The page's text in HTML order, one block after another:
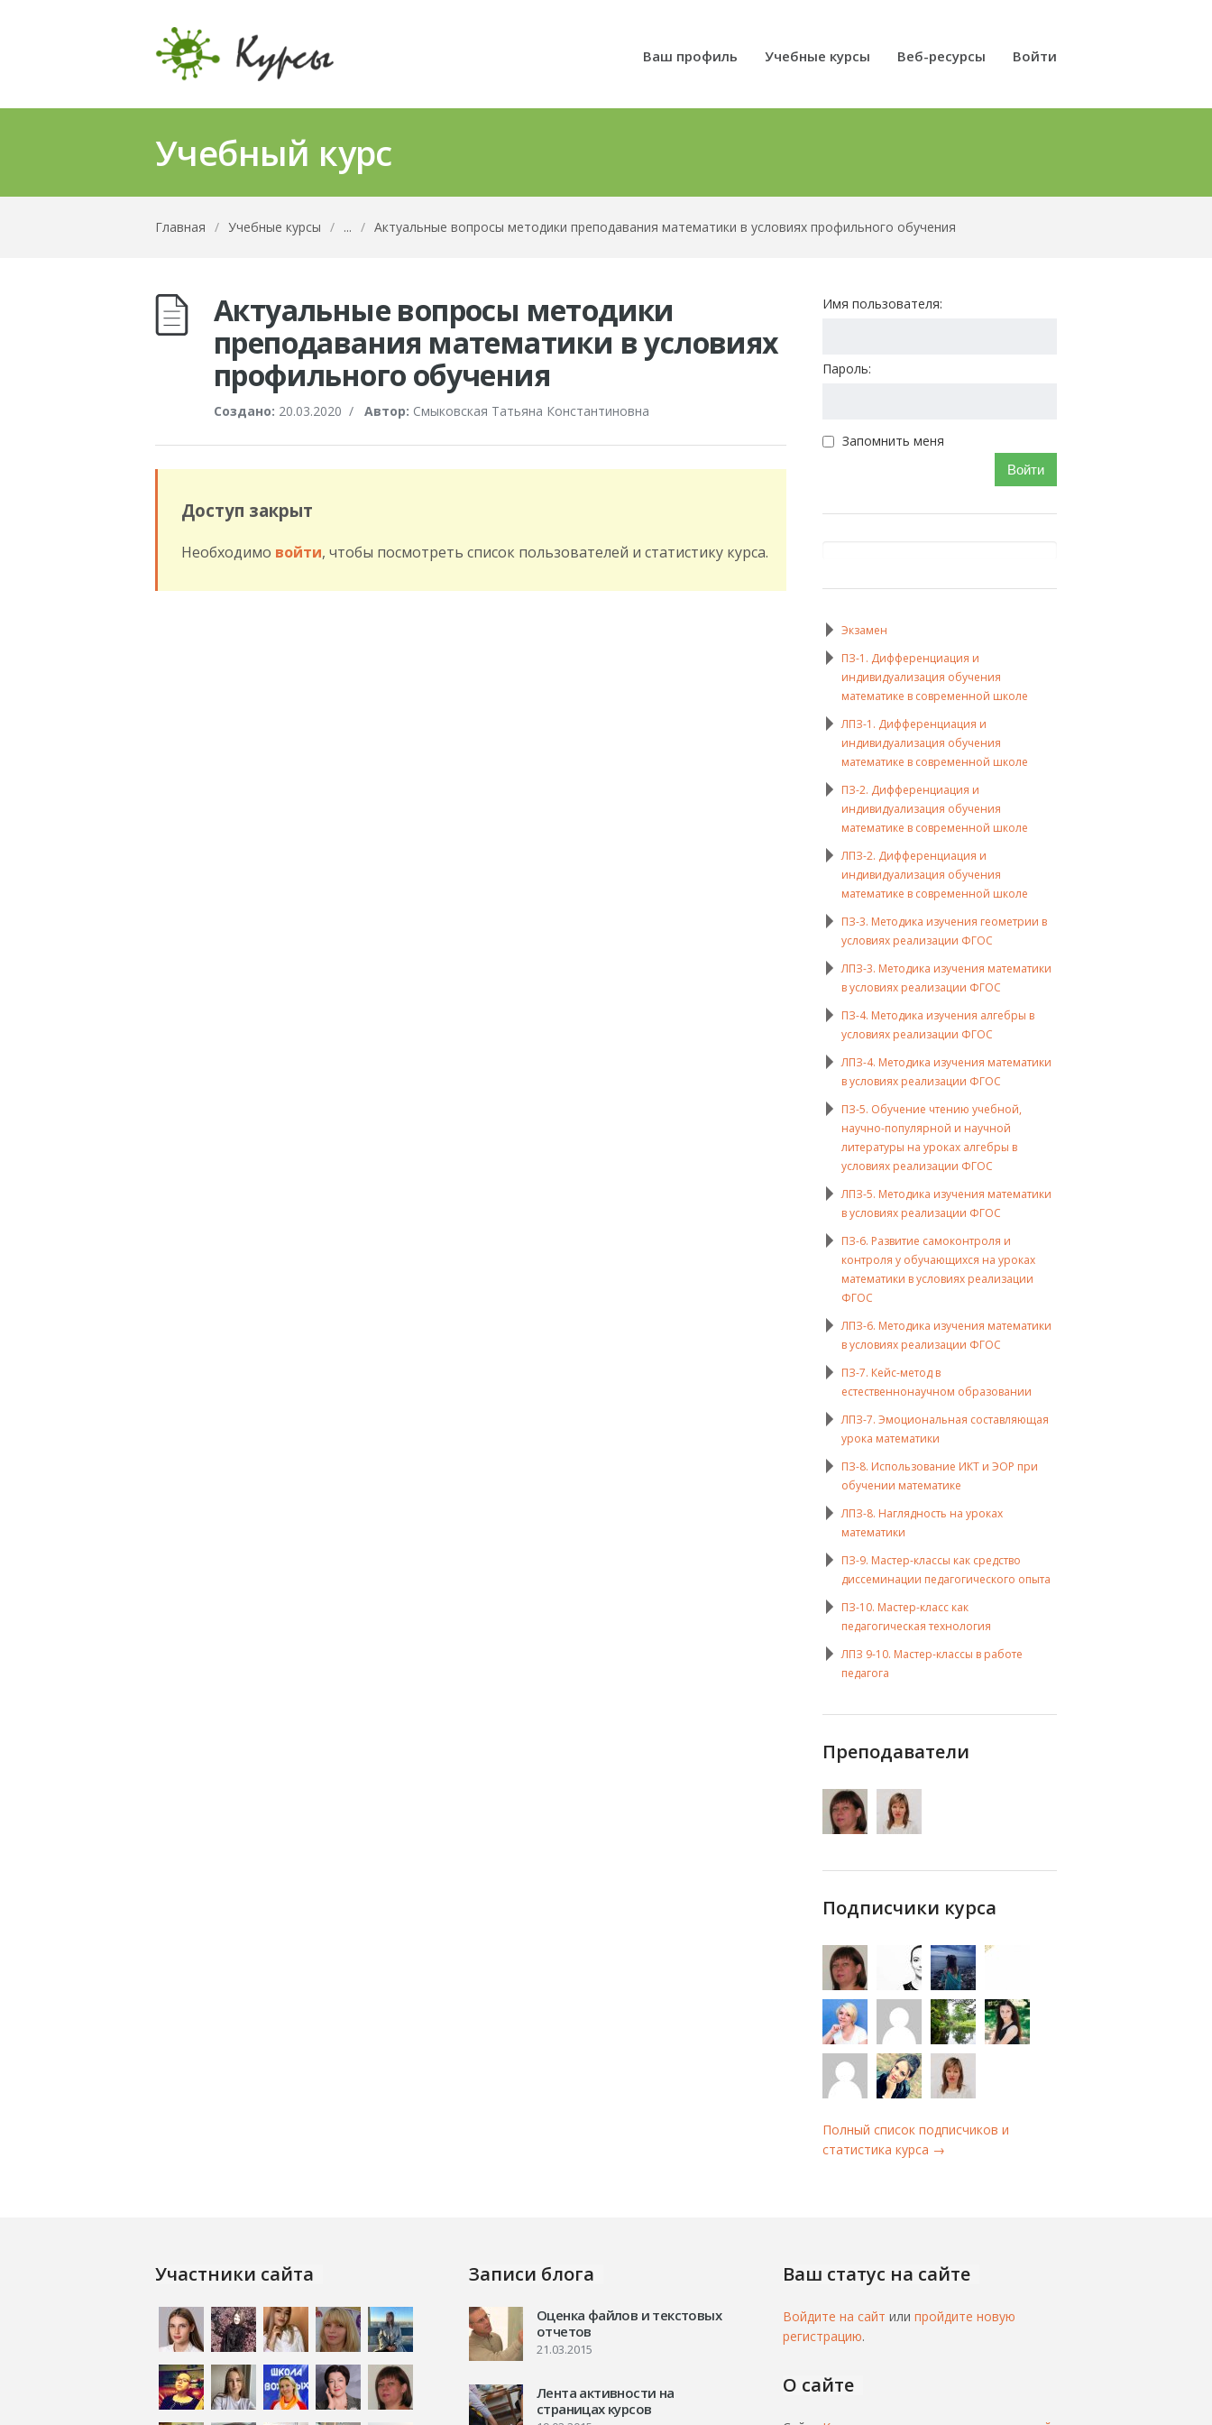
Ваш профиль Учебные курсы Веб-ресурсы Войти
Учебный курс
Главная / Учебные курсы / ... / Актуальные вопросы методики преподавания математики в условиях профильного обучения
Актуальные вопросы методики
преподавания математики в условиях
профильного обучения
Создано: 20.03.2020 / Автор: Смыковская Татьяна Константиновна
Доступ закрыт
Необходимо войти, чтобы посмотреть список пользователей и статистику курса.
Имя пользователя:
Пароль:
Запомнить меня
Войти
Экзамен
ПЗ-1. Дифференциация и
индивидуализация обучения
математике в современной школе
ЛПЗ-1. Дифференциация и
индивидуализация обучения
математике в современной школе
ПЗ-2. Дифференциация и
индивидуализация обучения
математике в современной школе
ЛПЗ-2. Дифференциация и
индивидуализация обучения
математике в современной школе
ПЗ-3. Методика изучения геометрии в
условиях реализации ФГОС
ЛПЗ-3. Методика изучения математики
в условиях реализации ФГОС
ПЗ-4. Методика изучения алгебры в
условиях реализации ФГОС
ЛПЗ-4. Методика изучения математики
в условиях реализации ФГОС
ПЗ-5. Обучение чтению учебной,
научно-популярной и научной
литературы на уроках алгебры в
условиях реализации ФГОС
ЛПЗ-5. Методика изучения математики
в условиях реализации ФГОС
ПЗ-6. Развитие самоконтроля и
контроля у обучающихся на уроках
математики в условиях реализации
ФГОС
ЛПЗ-6. Методика изучения математики
в условиях реализации ФГОС
ПЗ-7. Кейс-метод в
естественнонаучном образовании
ЛПЗ-7. Эмоциональная составляющая
урока математики
ПЗ-8. Использование ИКТ и ЭОР при
обучении математике
ЛПЗ-8. Наглядность на уроках
математики
ПЗ-9. Мастер-классы как средство
диссеминации педагогического опыта
ПЗ-10. Мастер-класс как
педагогическая технология
ЛПЗ 9-10. Мастер-классы в работе
педагога
Преподаватели
Подписчики курса
Полный список подписчиков и
статистика курса →
Участники сайта Записи блога
Оценка файлов и текстовых
отчетов
21.03.2015
Лента активности на
страницах курсов
Ваш статус на сайте
Войдите на сайт или пройдите новую
регистрацию.
О сайте